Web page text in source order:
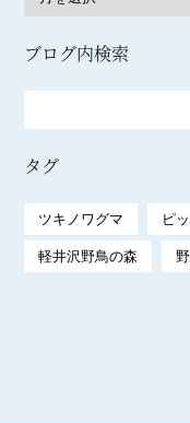
ブログ内検索
タグ
ツキノワグマ ピ
軽井沢野鳥の森